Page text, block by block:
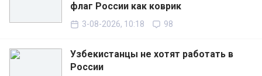
флаг России как коврик
3-08-2026, 10:18 98
Узбекистанцы не хотят работать в
России